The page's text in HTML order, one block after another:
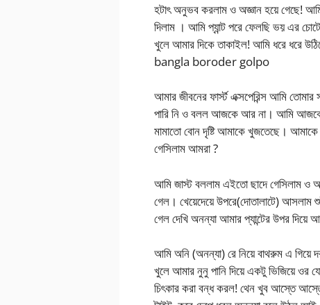
হটাৎ অনুভব করলাম ও অজ্ঞান হয়ে গেছে!
দিলাম । আমি প্যান্ট পরে ফেলছি ভয় এর
খুলে আমার দিকে তাকাইল! আমি ধরে ধরে
bangla boroder golpo
আমার জীবনের ফার্স্ট এক্সপেরিন্স আমি
পারি নি ও বলল আজকে আর না। আমি
মামাতো বোন দৃষ্টি আমাকে খুজতেছে।
গেসিলাম আমরা ?
আমি জাস্ট বললাম এইতো ছাদে গেসিলাম ও
গেল। খেয়েদেয়ে উপরে(দোতালাটে) আসলাম
গেল দেখি অনন্যা আমার প্যান্টের উপর দিয়ে
আমি অনি (অনন্যা) রে নিয়ে বাথরুম এ
খুলে আমার নুনু পানি দিয়ে একটু ভিজিয়ে ওর
চিৎকার করা বন্ধ করল! থেন খুব আস্তে